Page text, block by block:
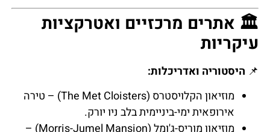
🏛️ אתרים מרכזיים ואטרקציות
עיקריות
📌 היסטוריה ואדריכלות:
מוזיאון הקלויסטרס (The Met Cloisters) – טירה
אירופאית ימי-ביניימית בלב ניו יורק.